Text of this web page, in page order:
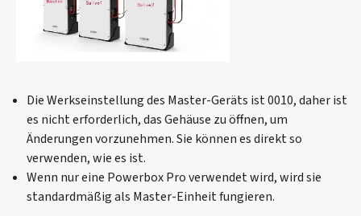
Die Werkseinstellung des Master-Geräts ist 0010, daher ist
es nicht erforderlich, das Gehäuse zu öffnen, um
Änderungen vorzunehmen. Sie können es direkt so
verwenden, wie es ist.
Wenn nur eine Powerbox Pro verwendet wird, wird sie
standardmäßig als Master-Einheit fungieren.